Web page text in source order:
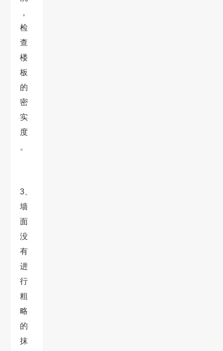
，
检
查
楼
板
的
密
实
度
。
3、
墙
面
没
有
进
行
粗
略
的
抹